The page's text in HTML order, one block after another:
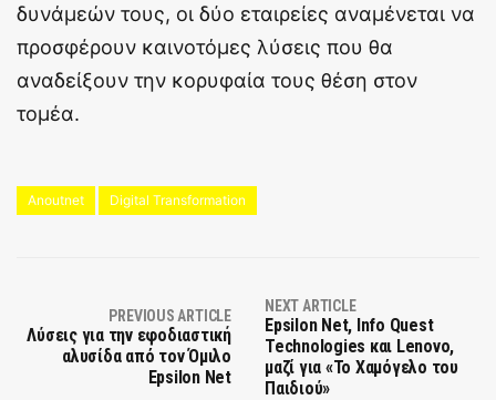
δυνάμεών τους, οι δύο εταιρείες αναμένεται να
προσφέρουν καινοτόμες λύσεις που θα
αναδείξουν την κορυφαία τους θέση στον
τομέα.
Anoutnet Digital Transformation
PREVIOUS ARTICLE
Λύσεις για την εφοδιαστική
αλυσίδα από τον Όμιλο
Epsilon Net
NEXT ARTICLE
Epsilon Net, Info Quest
Technologies και Lenovo,
μαζί για «Το Χαμόγελο του
Παιδιού»